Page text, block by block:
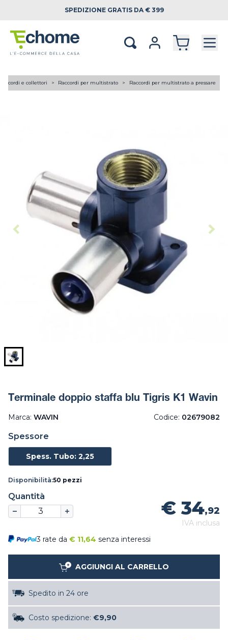
SPEDIZIONE GRATIS DA € 399
e collettori Raccordi per multistrato Raccordi per multistrato a pressare
Terminale doppio staffa blu Tigris K1 Wavin
Marca: WAVIN Codice: 02679082
Spessore
Spess. Tubo: 2,25
Disponibilità:50 pezzi
Quantità
€ 34,92
IVA inclusa
3 rate da € 11,64 senza interessi
AGGIUNGI AL CARRELLO
Spedito in 24 ore
Costo spedizione: €9,90